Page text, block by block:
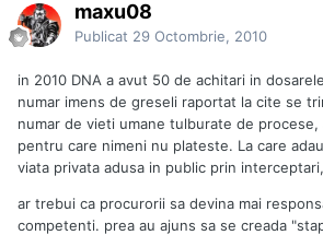
maxu08
Publicat 29 Octombrie, 2010
in 2010 DNA a avut 50 de achitari in
numar imens de greseli raportat la cite se
numar de vieti umane tulburate de
pentru care nimeni nu plateste. La care
viata privata adusa in public prin
ar trebui ca procurorii sa devina mai
competenti. prea au ajuns sa se creada